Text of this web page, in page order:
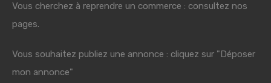
Vous cherchez à reprendre un commerce : consultez nos
pages.
Vous souhaitez publiez une annonce : cliquez sur "Déposer
mon annonce"